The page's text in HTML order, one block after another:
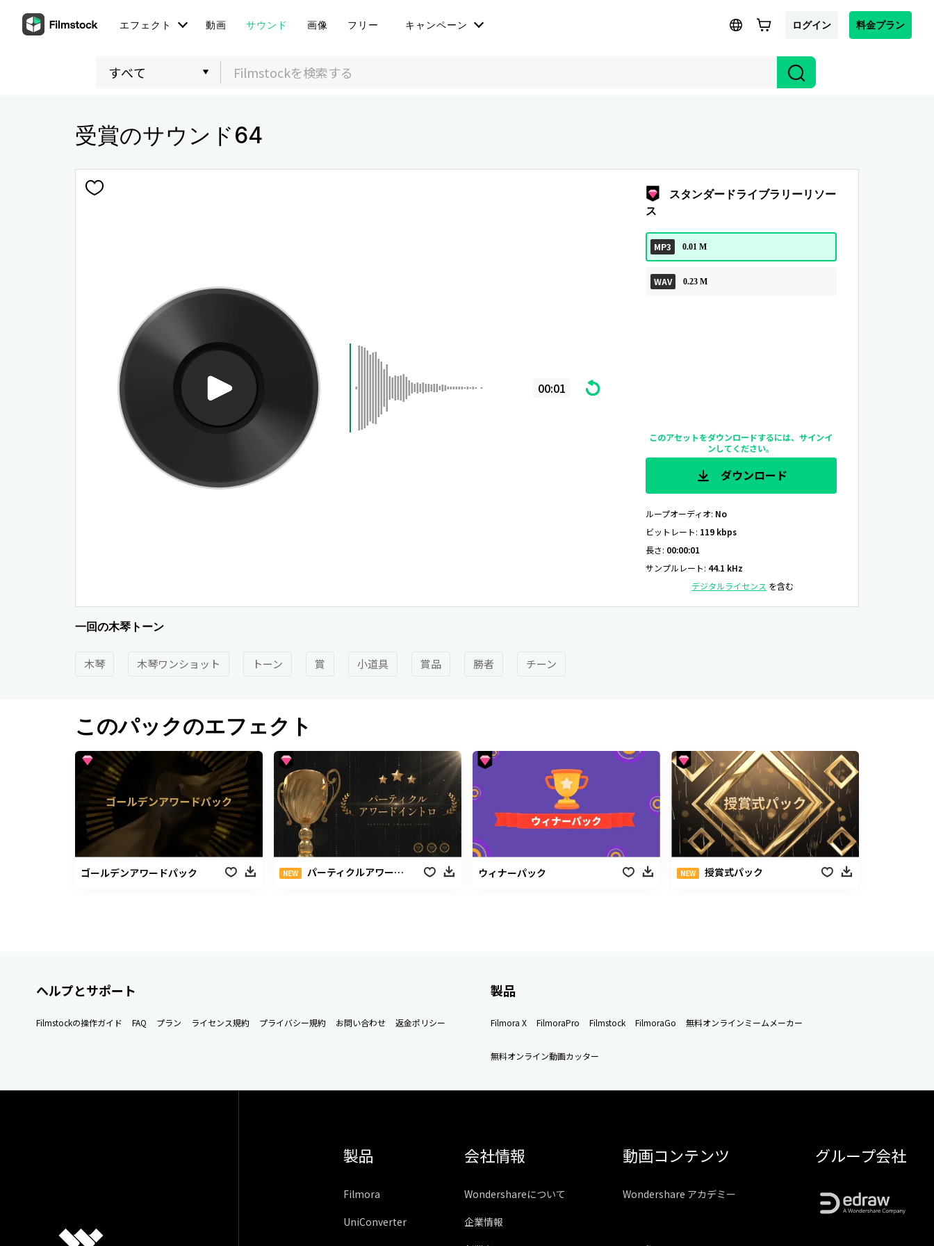
エフェクト 動画 サウンド 画像 フリー キャンペーン ログイン 料金プラン
受賞のサウンド64
00:01
スタンダードライブラリーリソー
ス
MP3 0.01 M
WAV 0.23 M
このアセットをダウンロードするには、サインイ
ンしてください。
ダウンロード
ループオーディオ: No
ビットレート: 119 kbps
長さ: 00:00:01
サンプルレート: 44.1 kHz
デジタルライセンス を含む
一回の木琴トーン
木琴 木琴ワンショット トーン 賞 小道具 賞品 勝者 チーン
このパックのエフェクト
ゴールデンアワードパック NEW パーティクルアワードイントロ ウィナーパック NEW 授賞式パック
ヘルプとサポート
Filmstockの操作ガイド FAQ プラン ライセンス規約 プライバシー規約 お問い合わせ 返金ポリシー
製品
Filmora X FilmoraPro Filmstock FilmoraGo 無料オンラインミームメーカー
無料オンライン動画カッター
製品
Filmora
UniConverter
会社情報
Wondershareについて
企業情報
動画コンテンツ
Wondershare アカデミー
グループ会社